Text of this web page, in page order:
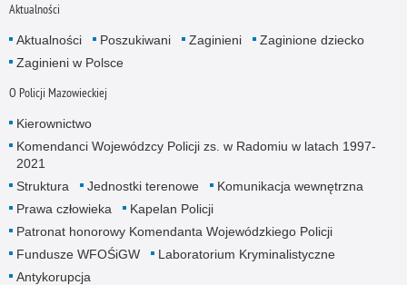
Aktualności
Aktualności Poszukiwani Zaginieni
Zaginione dziecko
Zaginieni w Polsce
O Policji Mazowieckiej
Kierownictwo
Komendanci Wojewódzcy Policji zs. w Radomiu w latach 1997-
2021
Struktura
Jednostki terenowe
Komunikacja wewnętrzna
Prawa człowieka
Kapelan Policji
Patronat honorowy Komendanta Wojewódzkiego Policji
Fundusze WFOŚiGW
Laboratorium Kryminalistyczne
Antykorupcja